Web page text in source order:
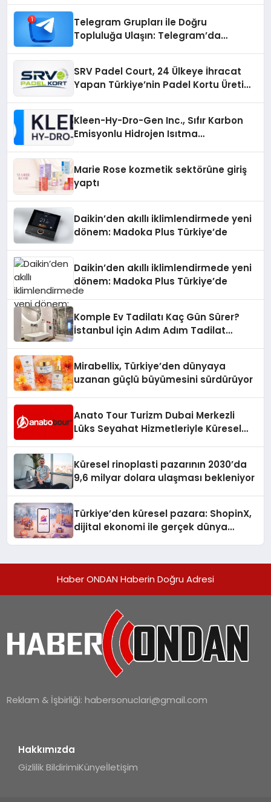
Telegram Grupları ile Doğru
Topluluğa Ulaşın: Telegram’da
SRV Padel Court, 24 Ülkeye İhracat
Yapan Türkiye’nin Padel Kortu Üretim
Kleen-Hy-Dro-Gen Inc., Sıfır Karbon
Emisyonlu Hidrojen Isıtma
Marie Rose kozmetik sektörüne giriş
yaptı
Daikin’den akıllı iklimlendirmede yeni
dönem: Madoka Plus Türkiye’de
Daikin’den akıllı iklimlendirmede yeni
dönem: Madoka Plus Türkiye’de
Komple Ev Tadilatı Kaç Gün Sürer?
İstanbul İçin Adım Adım Tadilat
Mirabellix, Türkiye’den dünyaya
uzanan güçlü büyümesini sürdürüyor
Anato Tour Turizm Dubai Merkezli
Lüks Seyahat Hizmetleriyle Küresel
Küresel rinoplasti pazarının 2030’da
9,6 milyar dolara ulaşması bekleniyor
Türkiye’den küresel pazara: ShopinX,
dijital ekonomi ile gerçek dünya
Haber ONDAN Haberin Doğru Adresi
Reklam & İşbirliği:habersonuclari@gmail.com
Hakkımızda
Gizlilik BildirimiKünyeİletişim